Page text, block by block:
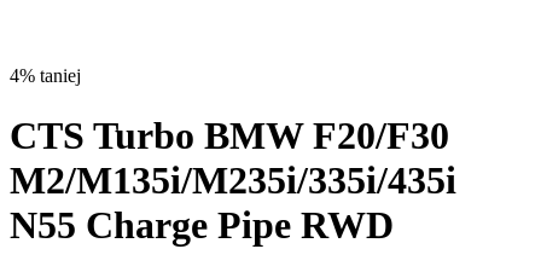
4% taniej
CTS Turbo BMW F20/F30
M2/M135i/M235i/335i/435i
N55 Charge Pipe RWD